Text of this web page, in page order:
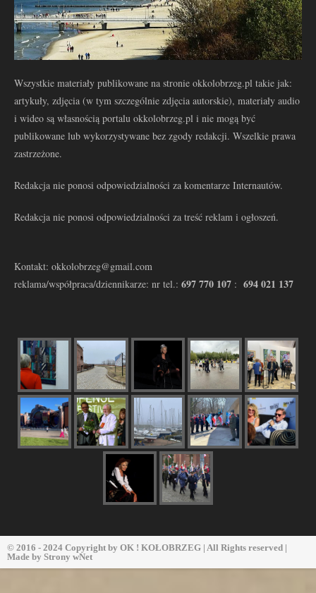
Wszystkie materiały publikowane na stronie okkolobrzeg.pl takie jak:
artykuły, zdjęcia (w tym szczególnie zdjęcia autorskie), materiały audio
i wideo są własnością portalu okkolobrzeg.pl i nie mogą być
publikowane lub wykorzystywane bez zgody redakcji. Wszelkie prawa
zastrzeżone.
Redakcja nie ponosi odpowiedzialności za komentarze Internautów.
Redakcja nie ponosi odpowiedzialności za treść reklam i ogłoszeń.
Kontakt: okkolobrzeg@gmail.com
reklama/współpraca/dziennikarze: nr tel.: 697 770 107 : 694 021 137
© 2016 - 2024 Copyright by OK ! KOŁOBRZEG | All Rights reserved |
Made by Strony wNet